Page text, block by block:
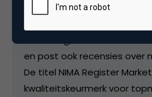
Marketeer. Een aantal van
en post ook recensies over
De titel NIMA Register
kwaliteitskeurmerk voor